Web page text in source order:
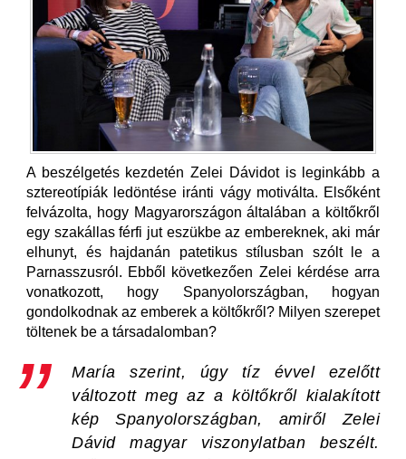
A beszélgetés kezdetén Zelei Dávidot is leginkább a
sztereotípiák ledöntése iránti vágy motiválta. Elsőként
felvázolta, hogy Magyarországon általában a költőkről
egy szakállas férfi jut eszükbe az embereknek, aki már
elhunyt, és hajdanán patetikus stílusban szólt le a
Parnasszusról. Ebből következően Zelei kérdése arra
vonatkozott, hogy Spanyolországban, hogyan
gondolkodnak az emberek a költőkről? Milyen szerepet
töltenek be a társadalomban?
María szerint, úgy tíz évvel ezelőtt
változott meg az a költőkről kialakított
kép Spanyolországban, amiről Zelei
Dávid magyar viszonylatban beszélt.